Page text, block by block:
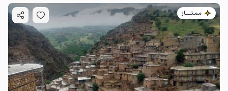
مـمـتــــــاز